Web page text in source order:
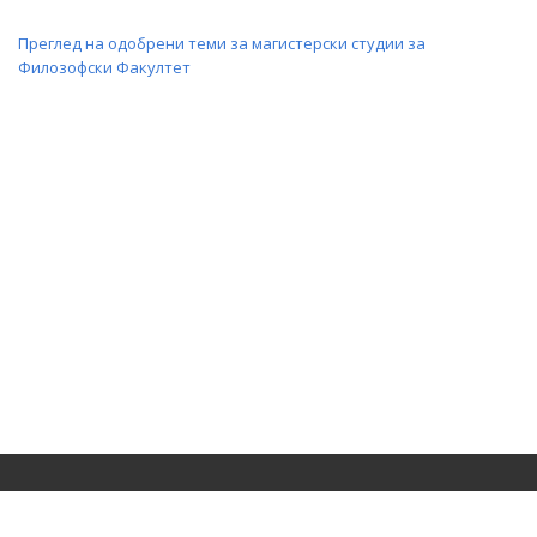
Преглед на одобрени теми за магистерски студии за
Филозофски Факултет